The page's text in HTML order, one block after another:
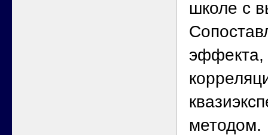
школе с
эффекта,
методом.